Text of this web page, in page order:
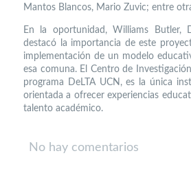
Mantos Blancos, Mario Zuvic; entre
En la oportunidad, Williams Butler,
destacó la importancia de este
implementación de un modelo
esa comuna. El Centro de
programa DeLTA UCN, es la única
orientada a ofrecer experiencias
talento académico.
No hay comentarios